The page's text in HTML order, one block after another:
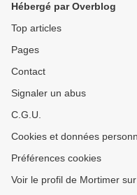
Hébergé par Overblog
Top articles
Pages
Contact
Signaler un abus
C.G.U.
Cookies et données
Préférences cookies
Voir le profil de Mortimer